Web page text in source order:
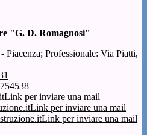
"G. D. Romagnosi"
Piacenza; Professionale: Via Piatti,
Link per inviare una mail
Link per inviare una mail
Link per inviare una mail